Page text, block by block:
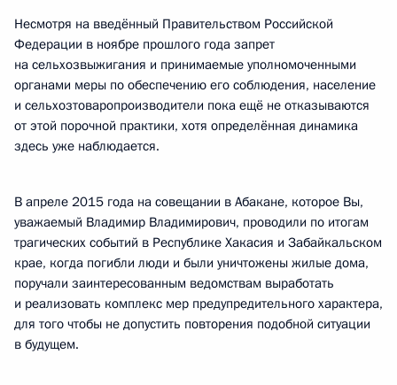
Несмотря на введённый Правительством Российской
Федерации в ноябре прошлого года запрет
на сельхозвыжигания и принимаемые уполномоченными
органами меры по обеспечению его соблюдения, население
и сельхозтоваропроизводители пока ещё не отказываются
от этой порочной практики, хотя определённая динамика
здесь уже наблюдается.
В апреле 2015 года на совещании в Абакане, которое Вы,
уважаемый Владимир Владимирович, проводили по итогам
трагических событий в Республике Хакасия и Забайкальском
крае, когда погибли люди и были уничтожены жилые дома,
поручали заинтересованным ведомствам выработать
и реализовать комплекс мер предупредительного характера,
для того чтобы не допустить повторения подобной ситуации
в будущем.